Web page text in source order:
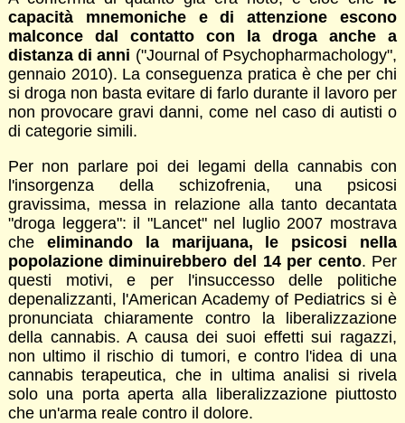
capacità mnemoniche e di attenzione escono
malconce dal contatto con la droga anche a
distanza di anni ("Journal of Psychopharmachology",
gennaio 2010). La conseguenza pratica è che per chi
si droga non basta evitare di farlo durante il lavoro per
non provocare gravi danni, come nel caso di autisti o
di categorie simili.
Per non parlare poi dei legami della cannabis con
l'insorgenza della schizofrenia, una psicosi
gravissima, messa in relazione alla tanto decantata
"droga leggera": il "Lancet" nel luglio 2007 mostrava
che eliminando la marijuana, le psicosi nella
popolazione diminuirebbero del 14 per cento. Per
questi motivi, e per l'insuccesso delle politiche
depenalizzanti, l'American Academy of Pediatrics si è
pronunciata chiaramente contro la liberalizzazione
della cannabis. A causa dei suoi effetti sui ragazzi,
non ultimo il rischio di tumori, e contro l'idea di una
cannabis terapeutica, che in ultima analisi si rivela
solo una porta aperta alla liberalizzazione piuttosto
che un'arma reale contro il dolore.